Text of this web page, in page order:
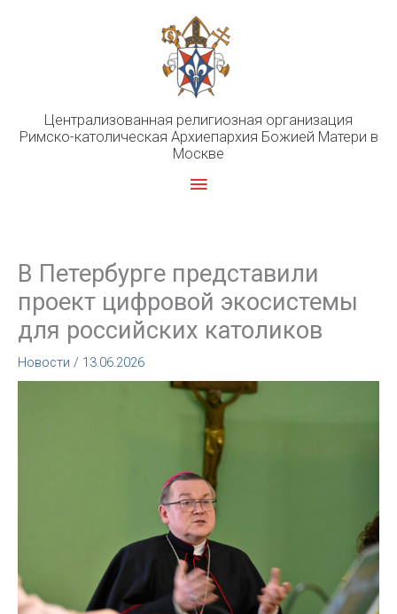
Централизованная религиозная организация
Римско-католическая Архиепархия Божией Матери в
Москве
Главное
В Петербурге представили
проект цифровой экосистемы
для российских католиков
Новости / 13.06.2026